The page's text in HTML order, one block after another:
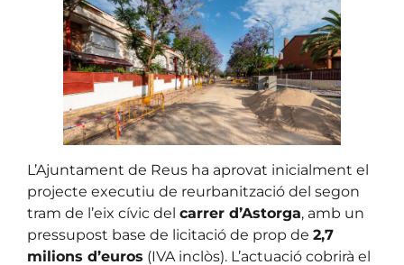
L’Ajuntament de Reus ha aprovat inicialment el
projecte executiu de reurbanització del segon
tram de l’eix cívic del carrer d’Astorga, amb un
pressupost base de licitació de prop de 2,7
milions d’euros (IVA inclòs). L’actuació cobrirà el